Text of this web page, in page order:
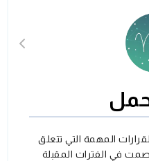
المهمة التي تتعلق
في الفترات المقبلة